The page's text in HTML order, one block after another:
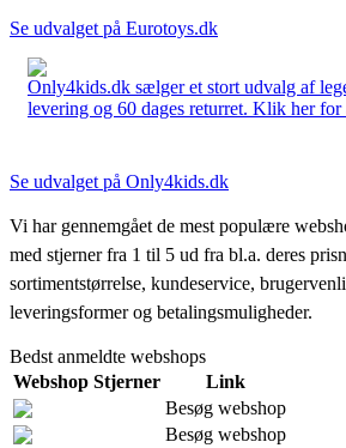
Se udvalget på Eurotoys.dk
Only4kids.dk sælger et stort udvalg af
levering og 60 dages returret. Klik her for
Se udvalget på Only4kids.dk
Vi har gennemgået de mest populære
med stjerner fra 1 til 5 ud fra bl.a. deres
sortimentstørrelse, kundeservice,
leveringsformer og betalingsmuligheder.
Bedst anmeldte webshops
Webshop Stjerner
Link
Besøg webshop
Besøg webshop